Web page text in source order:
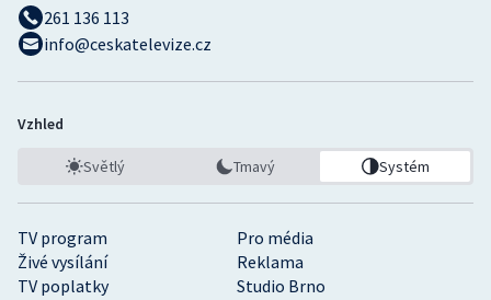
TV program
Pro média
Živé vysílání
Reklama
TV poplatky
Studio Brno
261 136 113
info@ceskatelevize.cz
Vzhled
Světlý Tmavý Systém